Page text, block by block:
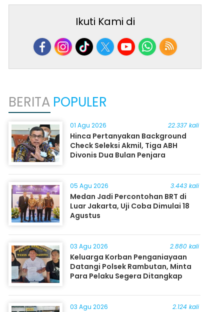
Ikuti Kami di
BERITA POPULER
01 Agu 2026 22.337 kali
Hinca Pertanyakan Background
Check Seleksi Akmil, Tiga ABH
Divonis Dua Bulan Penjara
05 Agu 2026 3.443 kali
Medan Jadi Percontohan BRT di
Luar Jakarta, Uji Coba Dimulai 18
Agustus
03 Agu 2026 2.880 kali
Keluarga Korban Penganiayaan
Datangi Polsek Rambutan, Minta
Para Pelaku Segera Ditangkap
03 Agu 2026 2.124 kali